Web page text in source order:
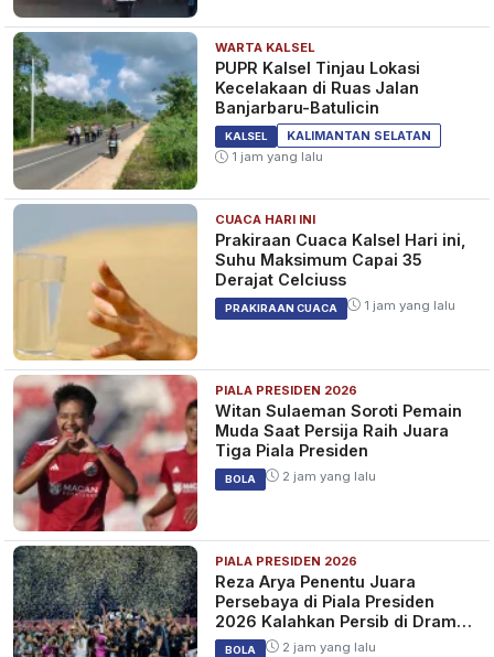
WARTA KALSEL
PUPR Kalsel Tinjau Lokasi
Kecelakaan di Ruas Jalan
Banjarbaru-Batulicin
KALSEL
KALIMANTAN SELATAN
1 jam yang lalu
CUACA HARI INI
Prakiraan Cuaca Kalsel Hari ini,
Suhu Maksimum Capai 35
Derajat Celciuss
PRAKIRAAN CUACA 1 jam yang lalu
PIALA PRESIDEN 2026
Witan Sulaeman Soroti Pemain
Muda Saat Persija Raih Juara
Tiga Piala Presiden
BOLA 2 jam yang lalu
PIALA PRESIDEN 2026
Reza Arya Penentu Juara
Persebaya di Piala Presiden
2026 Kalahkan Persib di Drama
Adu Penalti
BOLA 2 jam yang lalu